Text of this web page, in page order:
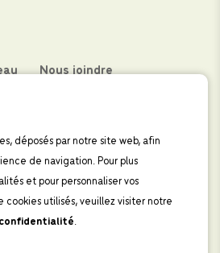
Nous joindre
LinkedIn
IInscrivez-vous à
l’infolettre
déposés par notre site web, afin
de navigation. Pour plus
et pour personnaliser vos
utilisés, veuillez visiter notre
.